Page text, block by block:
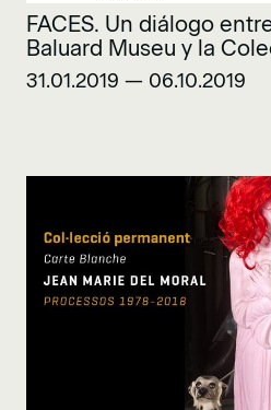
FACES. Un diálogo
Baluard Museu y la
Arte Electrónico
31.01.2019 — 06.10.2019